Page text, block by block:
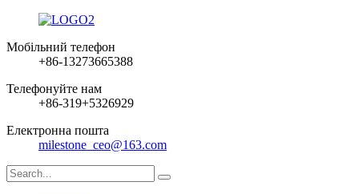
Мобільний телефон
+86-13273665388
Телефонуйте нам
+86-319+5326929
Електронна пошта
milestone_ceo@163.com